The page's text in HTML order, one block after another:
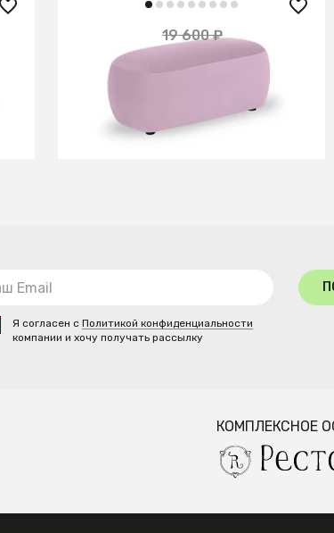
19 600 ₽
Банкетка Cupcake
В КОРЗИНУ
Я согласен с Политикой конфиденциальности
компании и хочу получать рассылку
КОМПЛЕКСНОЕ